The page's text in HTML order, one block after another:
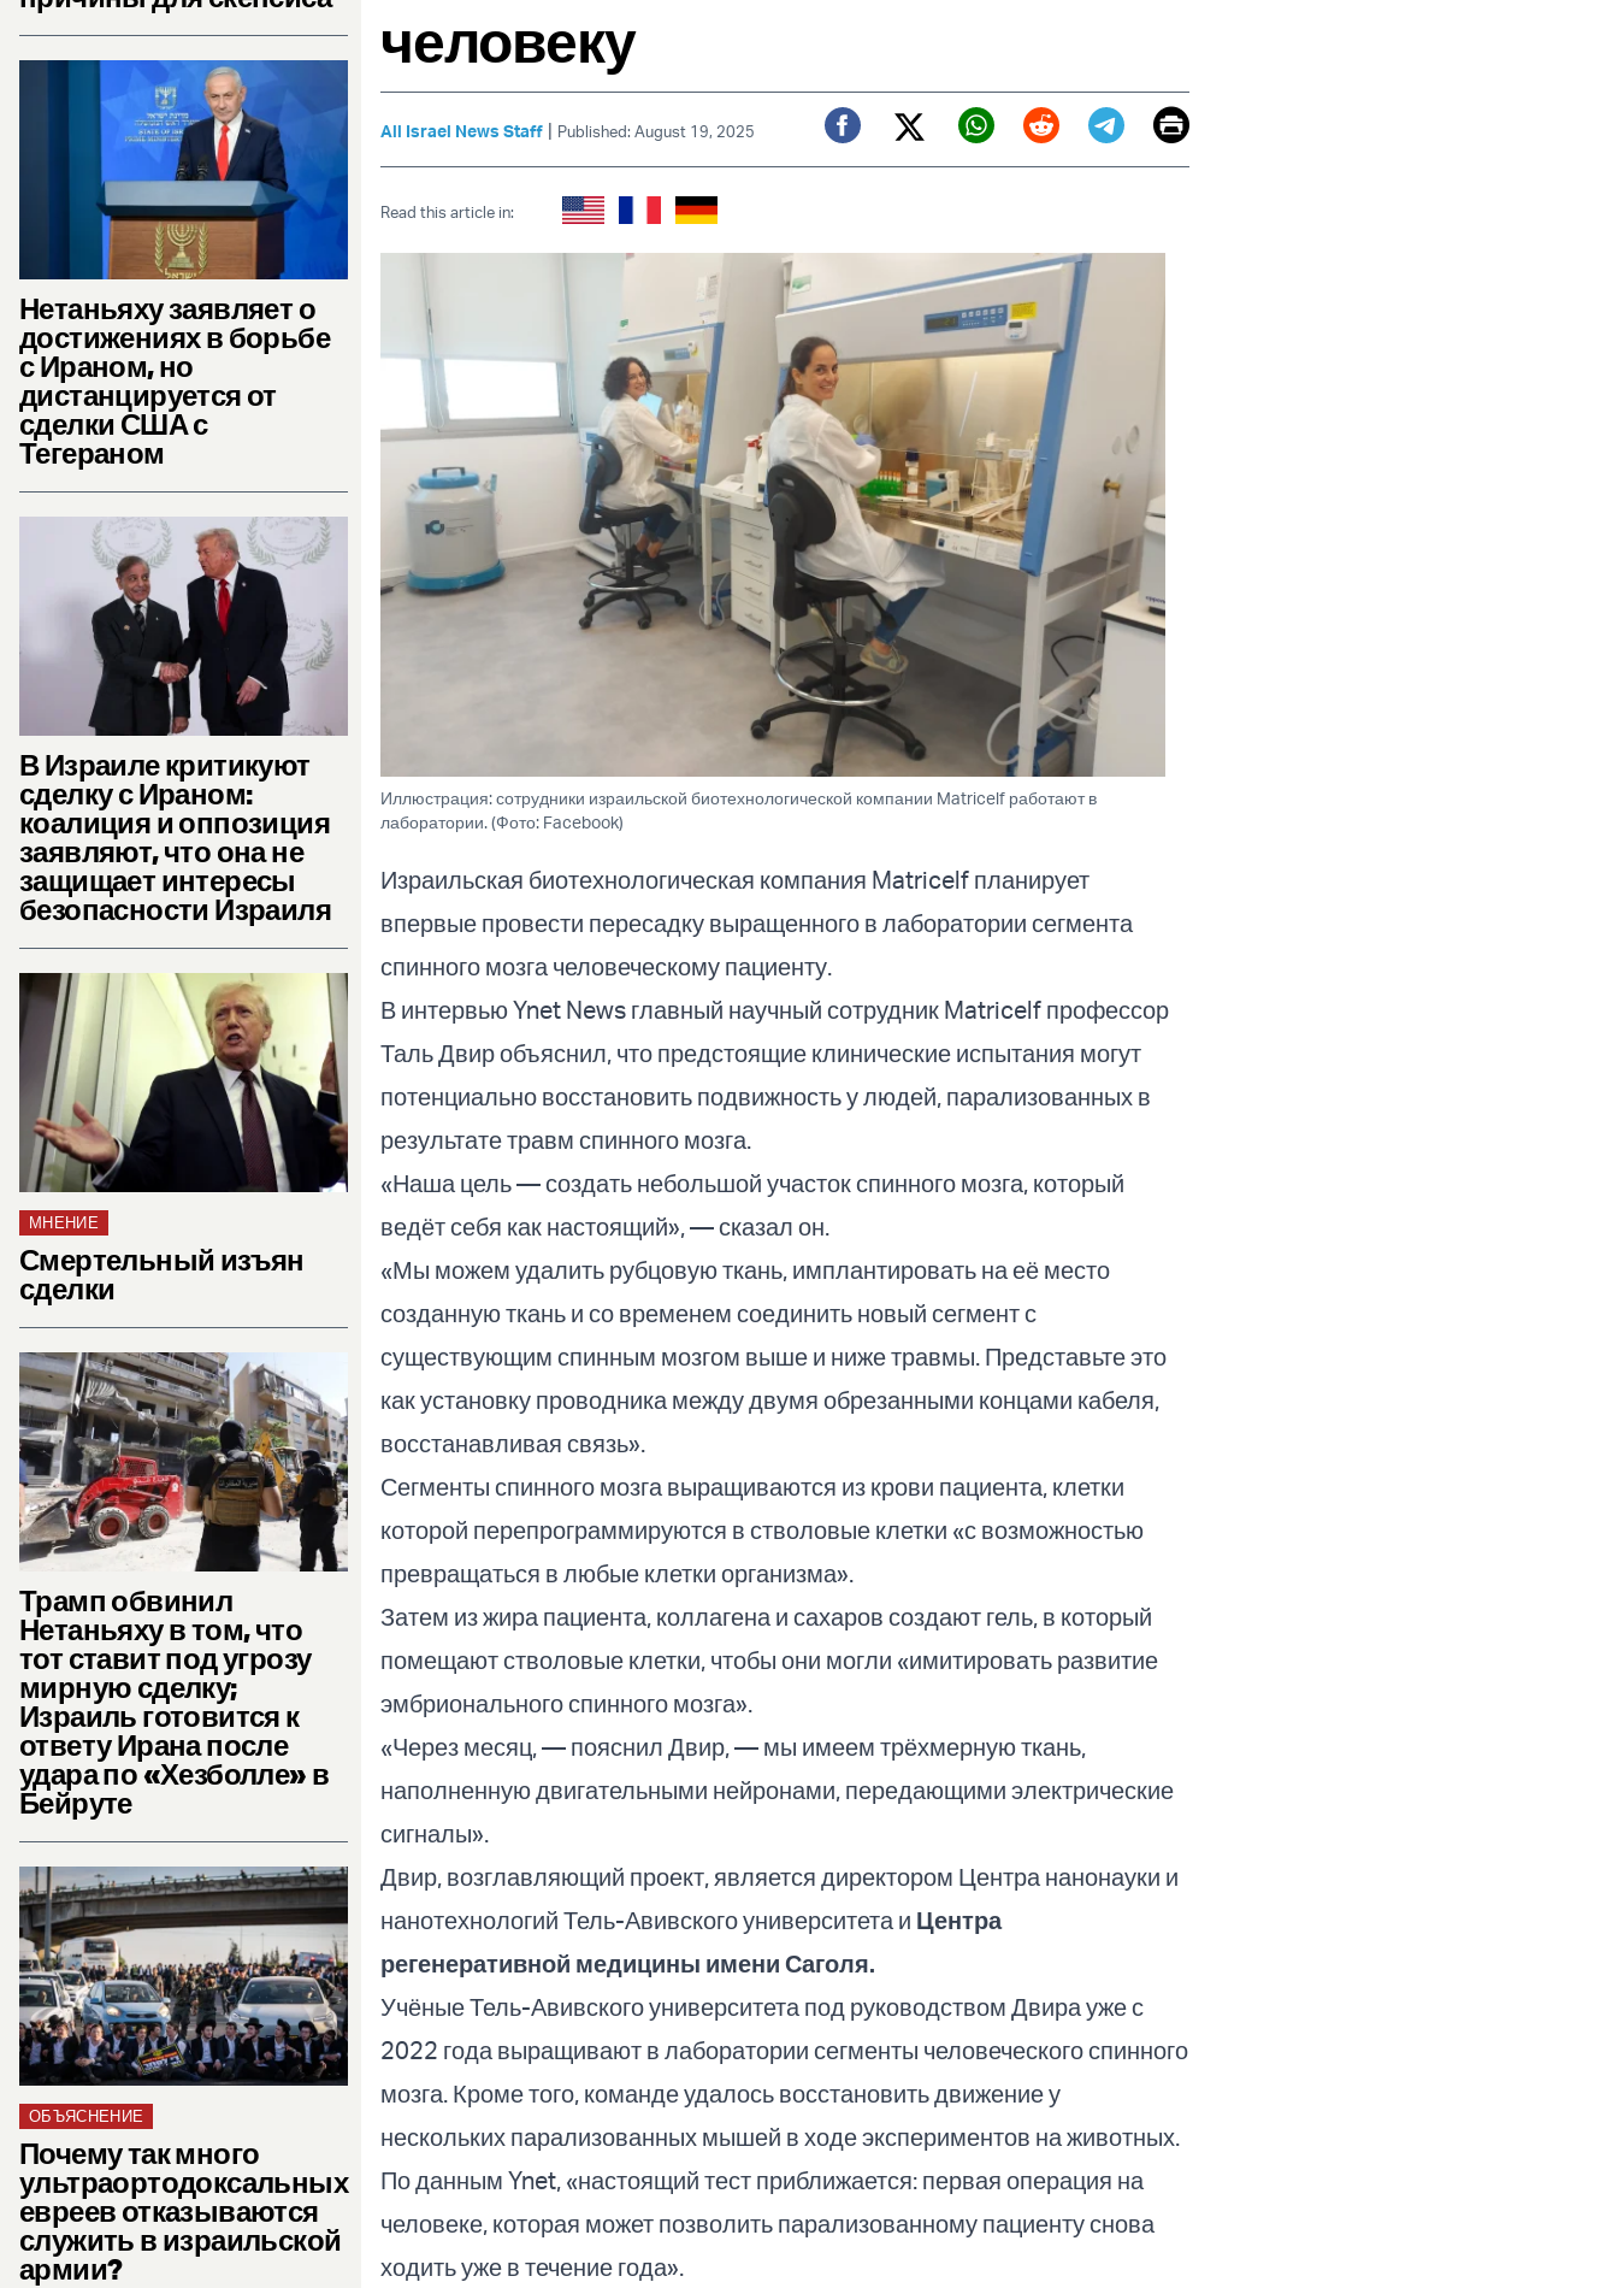
Нетаньяху заявляет о
достижениях в борьбе
с Ираном, но
дистанцируется от
сделки США с
Тегераном
В Израиле критикуют
сделку с Ираном:
коалиция и оппозиция
заявляют, что она не
защищает интересы
безопасности Израиля
МНЕНИЕ
Смертельный изъян
сделки
Трамп обвинил
Нетаньяху в том, что
тот ставит под угрозу
мирную сделку;
Израиль готовится к
ответу Ирана после
удара по «Хезболле» в
Бейруте
ОБЪЯСНЕНИЕ
Почему так много
ультраортодоксальных
евреев отказываются
служить в израильской
армии?
человеку
All Israel News Staff | Published: August 19, 2025
Facebook
Twitter (X)
Whatsapp
RedditTelegram
EmailPrint
Read this article in:
Иллюстрация: сотрудники израильской биотехнологической компании Matricelf работают в
лаборатории. (Фото: Facebook)
Израильская биотехнологическая компания Matricelf планирует
впервые провести пересадку выращенного в лаборатории сегмента
спинного мозга человеческому пациенту.
В интервью Ynet News главный научный сотрудник Matricelf профессор
Таль Двир объяснил, что предстоящие клинические испытания могут
потенциально восстановить подвижность у людей, парализованных в
результате травм спинного мозга.
«Наша цель — создать небольшой участок спинного мозга, который
ведёт себя как настоящий», — сказал он.
«Мы можем удалить рубцовую ткань, имплантировать на её место
созданную ткань и со временем соединить новый сегмент с
существующим спинным мозгом выше и ниже травмы. Представьте это
как установку проводника между двумя обрезанными концами кабеля,
восстанавливая связь».
Сегменты спинного мозга выращиваются из крови пациента, клетки
которой перепрограммируются в стволовые клетки «с возможностью
превращаться в любые клетки организма».
Затем из жира пациента, коллагена и сахаров создают гель, в который
помещают стволовые клетки, чтобы они могли «имитировать развитие
эмбрионального спинного мозга».
«Через месяц, — пояснил Двир, — мы имеем трёхмерную ткань,
наполненную двигательными нейронами, передающими электрические
сигналы».
Двир, возглавляющий проект, является директором Центра нанонауки и
нанотехнологий Тель-Авивского университета и Центра
регенеративной медицины имени Саголя.
Учёные Тель-Авивского университета под руководством Двира уже с
2022 года выращивают в лаборатории сегменты человеческого спинного
мозга. Кроме того, команде удалось восстановить движение у
нескольких парализованных мышей в ходе экспериментов на животных.
По данным Ynet, «настоящий тест приближается: первая операция на
человеке, которая может позволить парализованному пациенту снова
ходить уже в течение года».